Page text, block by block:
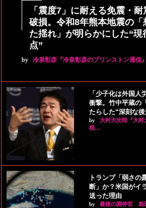
「震度7」に耐える免震・
破損。令和8年熊本地震の「
た揺れ」が明らかにした“現
点”
by 冷泉彰彦『冷泉彰彦のプリンストン通信』
「少子化は外国人
衝撃。竹中平蔵の
たらした“深刻な後
by
大村大次郎『大村
税…
トランプ「弱さの
断」か？米国がイ
送った理由
by
最後の調停官 島